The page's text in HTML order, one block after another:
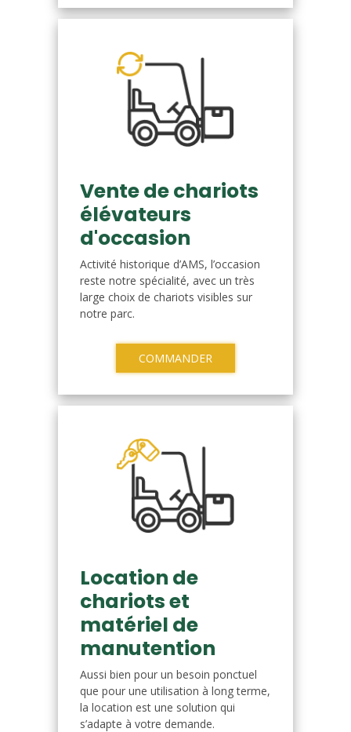
Vente de chariots
élévateurs
d'occasion
Activité historique d’AMS, l’occasion
reste notre spécialité, avec un très
large choix de chariots visibles sur
notre parc.
COMMANDER
Location de
chariots et
matériel de
manutention
Aussi bien pour un besoin ponctuel
que pour une utilisation à long terme,
la location est une solution qui
s’adapte à votre demande.